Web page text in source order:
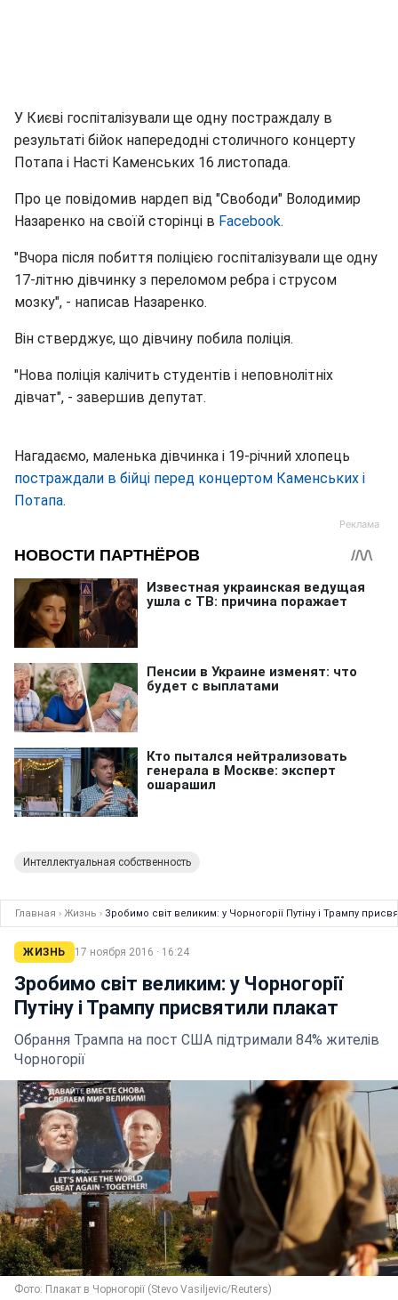
У Києві госпіталізували ще одну постраждалу в
результаті бійок напередодні столичного концерту
Потапа і Насті Каменських 16 листопада.
Про це повідомив нардеп від "Свободи" Володимир
Назаренко на своїй сторінці в Facebook.
"Вчора після побиття поліцією госпіталізували ще одну
17-літню дівчинку з переломом ребра і струсом
мозку", - написав Назаренко.
Він стверджує, що дівчину побила поліція.
"Нова поліція калічить студентів і неповнолітніх
дівчат", - завершив депутат.
Нагадаємо, маленька дівчинка і 19-річний хлопець
постраждали в бійці перед концертом Каменських і
Потапа.
Интеллектуальная собственность
Главная › Жизнь › Зробимо світ великим: у Чорногорії Путіну і Трампу
ЖИЗНЬ 17 ноября 2016 · 16:24
Зробимо світ великим: у Чорногорії
Путіну і Трампу присвятили плакат
Обрання Трампа на пост США підтримали 84% жителів
Чорногорії
Фото: Плакат в Чорногорії (Stevo Vasiljevic/Reuters)